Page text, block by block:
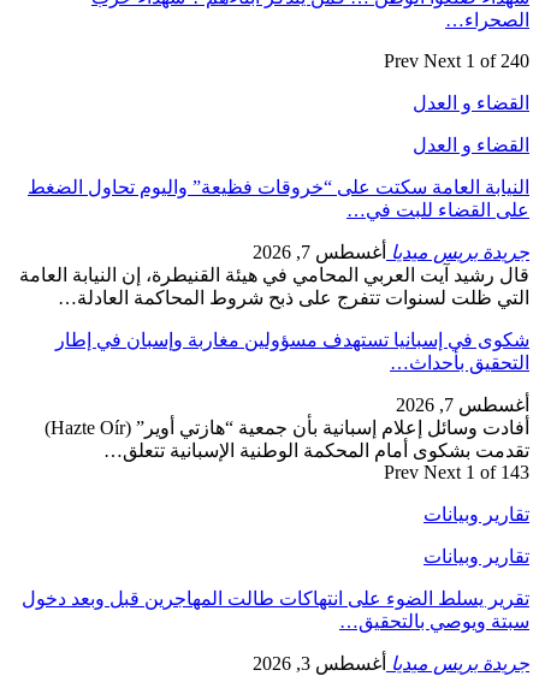
الصحراء…
Prev Next 1 of 240
القضاء و العدل
القضاء و العدل
النيابة العامة سكتت على “خروقات فظيعة” واليوم تحاول الضغط
على القضاء للبت في…
جريدة بريس ميديا أغسطس 7, 2026
قال رشيد آيت العربي المحامي في هيئة القنيطرة، إن النيابة العامة
التي ظلت لسنوات تتفرج على ذبح شروط المحاكمة العادلة…
شكوى في إسبانيا تستهدف مسؤولين مغاربة وإسبان في إطار
التحقيق بأحداث…
أغسطس 7, 2026
أفادت وسائل إعلام إسبانية بأن جمعية “هازتي أوير” (Hazte Oír)
تقدمت بشكوى أمام المحكمة الوطنية الإسبانية تتعلق…
Prev Next 1 of 143
تقارير وبيانات
تقارير وبيانات
تقرير يسلط الضوء على انتهاكات طالت المهاجرين قبل وبعد دخول
سبتة ويوصي بالتحقيق…
جريدة بريس ميديا أغسطس 3, 2026